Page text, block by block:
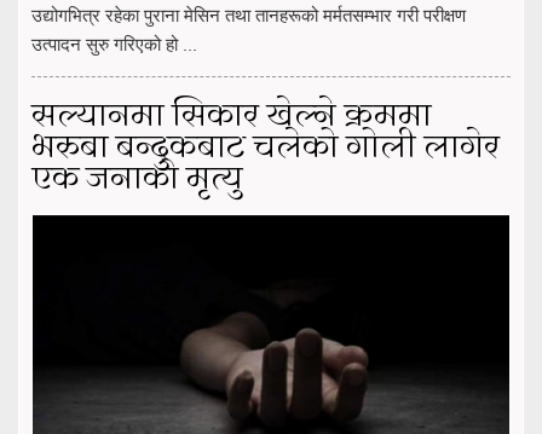
उद्योगभित्र रहेका पुराना मेसिन तथा तानहरूको मर्मतसम्भार गरी परीक्षण
उत्पादन सुरु गरिएको हो ...
सल्यानमा सिकार खेल्ने क्रममा
भरुबा बन्दुकबाट चलेको गोली लागेर
एक जनाको मृत्यु